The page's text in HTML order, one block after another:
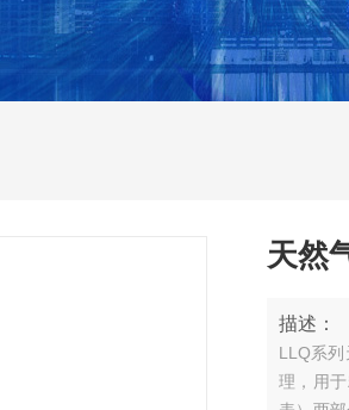
天然
描述：
LLQ系
理，用